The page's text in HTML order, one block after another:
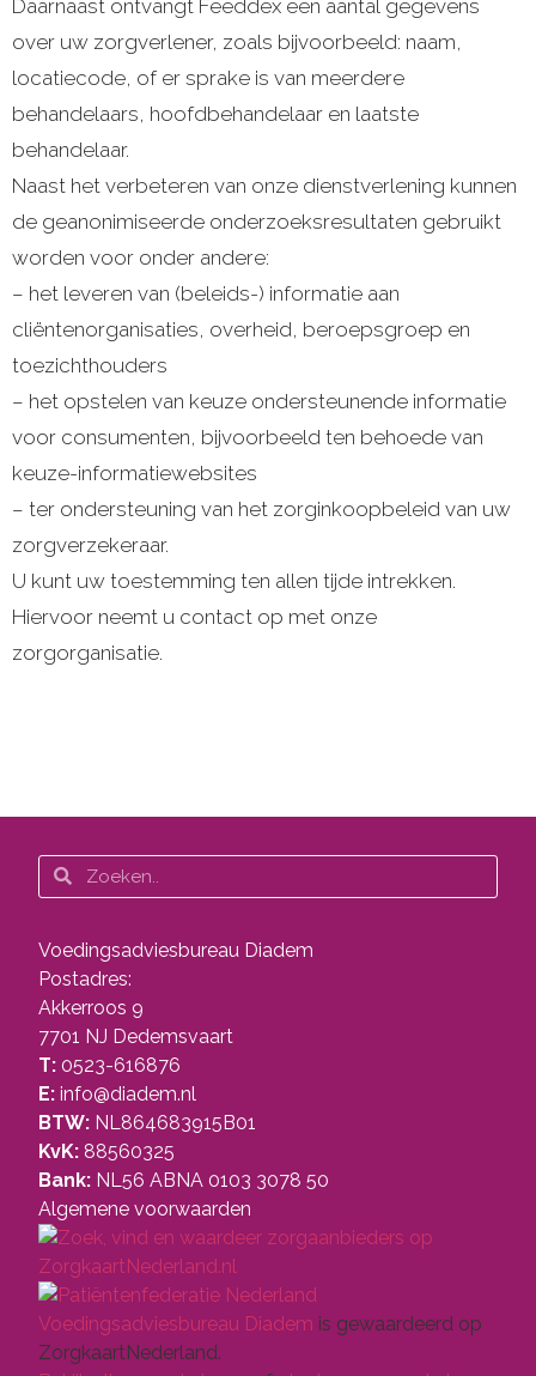
Daarnaast ontvangt Feeddex een aantal gegevens
over uw zorgverlener, zoals bijvoorbeeld: naam,
locatiecode, of er sprake is van meerdere
behandelaars, hoofdbehandelaar en laatste
behandelaar.
Naast het verbeteren van onze dienstverlening kunnen
de geanonimiseerde onderzoeksresultaten gebruikt
worden voor onder andere:
– het leveren van (beleids-) informatie aan
cliëntenorganisaties, overheid, beroepsgroep en
toezichthouders
– het opstelen van keuze ondersteunende informatie
voor consumenten, bijvoorbeeld ten behoede van
keuze-informatiewebsites
– ter ondersteuning van het zorginkoopbeleid van uw
zorgverzekeraar.
U kunt uw toestemming ten allen tijde intrekken.
Hiervoor neemt u contact op met onze
zorgorganisatie.
Voedingsadviesbureau Diadem
Postadres:
Akkerroos 9
7701 NJ Dedemsvaart
T: 0523-616876
E: info@diadem.nl
BTW: NL864683915B01
KvK: 88560325
Bank: NL56 ABNA 0103 3078 50
Algemene voorwaarden
Voedingsadviesbureau Diadem is gewaardeerd op
ZorgkaartNederland.